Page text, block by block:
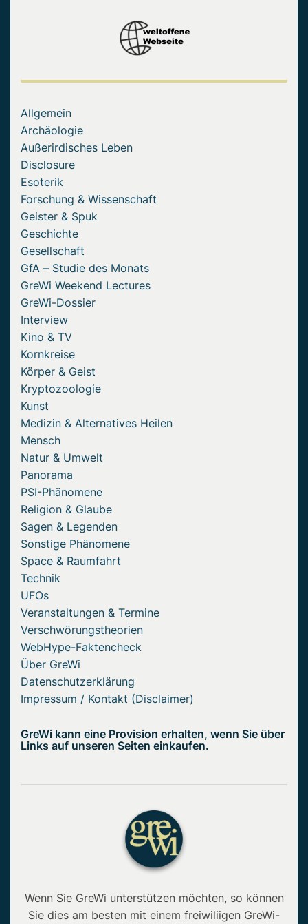
Allgemein
Archäologie
Außerirdisches Leben
Disclosure
Esoterik
Forschung & Wissenschaft
Geister & Spuk
Geschichte
Gesellschaft
GfA – Studie des Monats
GreWi Weekend Lectures
GreWi-Dossier
Interview
Kino & TV
Kornkreise
Körper & Geist
Kryptozoologie
Kunst
Medizin & Alternatives Heilen
Mensch
Natur & Umwelt
Panorama
PSI-Phänomene
Religion & Glaube
Sagen & Legenden
Sonstige Phänomene
Space & Raumfahrt
Technik
UFOs
Veranstaltungen & Termine
Verschwörungstheorien
WebHype-Faktencheck
Über GreWi
Datenschutzerklärung
Impressum / Kontakt (Disclaimer)
GreWi kann eine Provision erhalten, wenn Sie über
Links auf unseren Seiten einkaufen.
Wenn Sie GreWi unterstützen möchten, so können
Sie dies am besten mit einem freiwiliigen GreWi-